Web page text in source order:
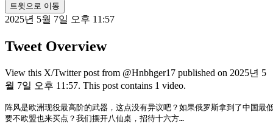
트윗으로 이동
2025년 5월 7일 오후 11:57
Tweet Overview
View this X/Twitter post from @Hnbhger17 published on 2025년 5
월 7일 오후 11:57. This post contains 1 video.
阵风是欧洲现役最高阶的武器，这点没有异议吧？如果俄罗斯拿到了中国
要不欧盟也来买点？我们摆开八仙桌，招待十六方…